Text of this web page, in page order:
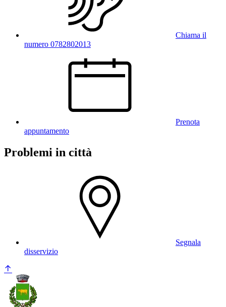
Chiama il
numero 0782802013
Prenota
appuntamento
Problemi in città
Segnala
disservizio